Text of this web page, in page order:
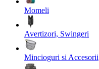
Momeli
Avertizori, Swingeri
Mincioguri si Accesorii